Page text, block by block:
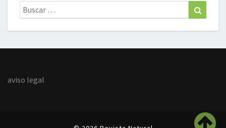
Buscar:
aviso legal